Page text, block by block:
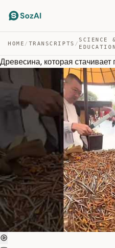
HOME / TRANSCRIPTS /
SCIENCE
EDUCATION
Древесина, которая стачивает